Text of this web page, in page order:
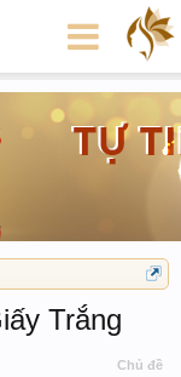
Trắng
Chủ đề